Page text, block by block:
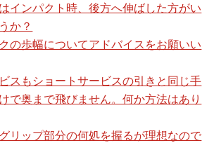
インパクト時、後方へ伸ばした方がい
か？
の歩幅についてアドバイスをお願いい
スもショートサービスの引きと同じ手
で奥まで飛びません。何か方法はあり
リップ部分の何処を握るが理想なので